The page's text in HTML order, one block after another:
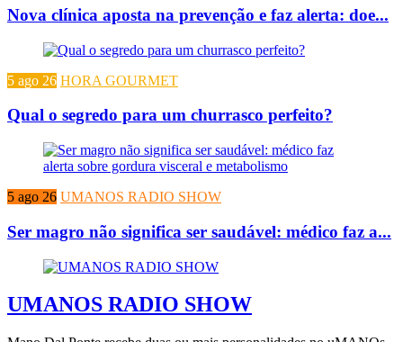
Nova clínica aposta na prevenção e faz alerta: doe...
5 ago 26 HORA GOURMET
Qual o segredo para um churrasco perfeito?
5 ago 26 UMANOS RADIO SHOW
Ser magro não significa ser saudável: médico faz a...
UMANOS RADIO SHOW